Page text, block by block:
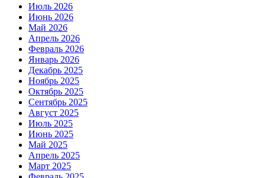
Июль 2026
Июнь 2026
Май 2026
Апрель 2026
Февраль 2026
Январь 2026
Декабрь 2025
Ноябрь 2025
Октябрь 2025
Сентябрь 2025
Август 2025
Июль 2025
Июнь 2025
Май 2025
Апрель 2025
Март 2025